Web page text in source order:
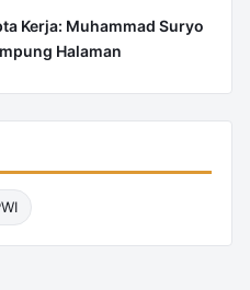
Kerja: Muhammad Suryo
Halaman